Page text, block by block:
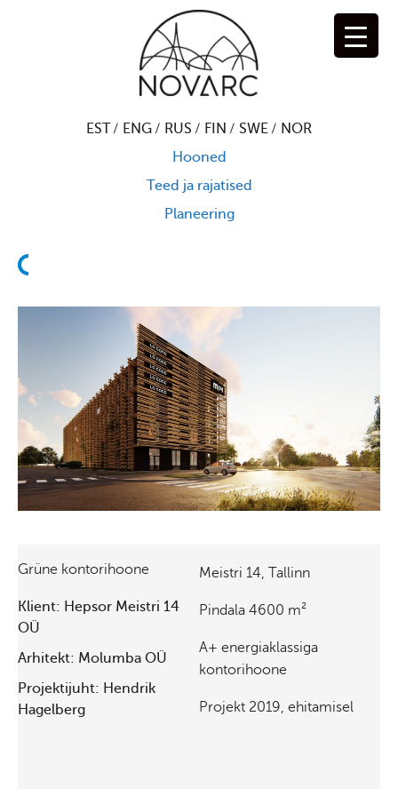
EST ENG RUS FIN SWE
NOR
Hooned
Teed ja rajatised
Planeering
g
Grüne kontorihoone
Klient: Hepsor Meistri 14
OÜ
Arhitekt: Molumba OÜ
Projektijuht: Hendrik
Hagelberg
Meistri 14, Tallinn
Pindala 4600 m²
A+ energiaklassiga
kontorihoone
Projekt 2019, ehitamisel